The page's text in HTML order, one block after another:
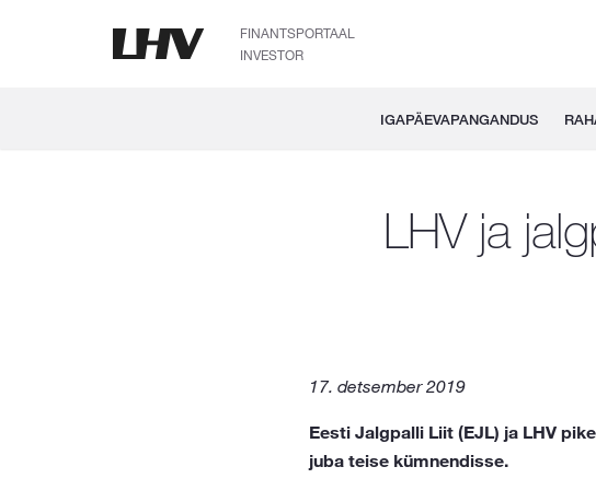
FINANTSPORTAAL
INVESTOR
IGAPÄEVAPANGANDUS
LHV ja
17. detsember 2019
Eesti Jalgpalli Liit (EJL) ja LHV
juba teise kümnendisse.